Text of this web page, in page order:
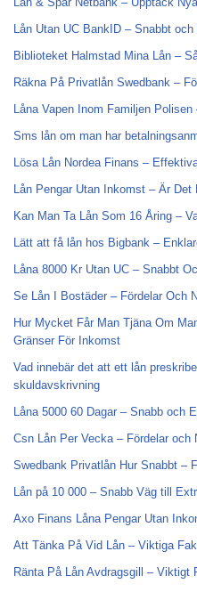
Lån Utan UC BankID – Snabbt
Biblioteket Halmstad Mina Lån –
Räkna På Privatlån Swedbank –
Låna Vapen Inom Familjen
Sms lån om man har
Lösa Lån Nordea Finans –
Lån Pengar Utan Inkomst – Är Det
Kan Man Ta Lån Som 16 Åring –
Lätt att få lån hos Bigbank –
Låna 8000 Kr Utan UC – Snabbt
Se Lån I Bostäder – Fördelar Och
Hur Mycket Får Man Tjäna Om
Gränser För Inkomst
Vad innebär det att ett lån
skuldavskrivning
Låna 5000 60 Dagar – Snabb och
Csn Lån Per Vecka – Fördelar och
Swedbank Privatlån Hur Snabbt –
Lån på 10 000 – Snabb Väg till
Axo Finans Låna Pengar Utan
Att Tänka På Vid Lån – Viktiga
Ränta På Lån Avdragsgill – Viktigt